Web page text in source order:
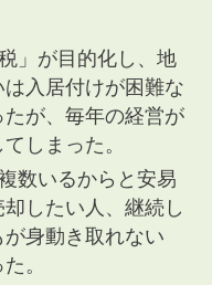
」が目的化し、地
入居付けが困難な
が、毎年の経営が
しまった。
数いるからと安易
したい人、継続し
身動き取れない
。